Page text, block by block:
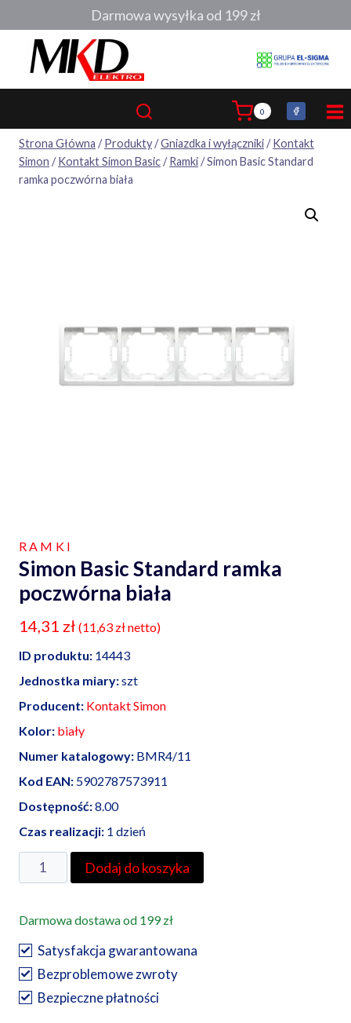
do
0
Strona Główna / Produkty/Gniazdka i wyłączniki/ Kontakt
Simon / Kontakt Simon Basic/ Ramki/Simon Basic Standard
ramka poczwórna biała
RAMKI
Simon Basic Standard ramka
poczwórna biała
14,31 zł (11,63 złnetto)
ID produktu: 14443
Jednostka miary:szt
Producent: Kontakt Simon
Kolor: biały
Numer katalogowy: BMR4/11
Kod EAN: 5902787573911
Dostępność:8.00
Czas realizacji: 1 dzień
ilość
Simon
Standard
ramka
poczwórna
biała
Dodaj do koszyka
Darmowa dostawa od 199 zł
Satysfakcja gwarantowana
Bezproblemowe zwroty
Bezpieczne płatności
Darmowa wysyłka od 199 zł